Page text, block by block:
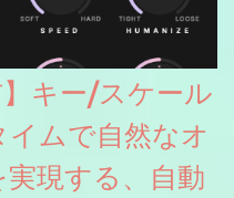
】キー/スケール
ムで自然なオ
現する、自動